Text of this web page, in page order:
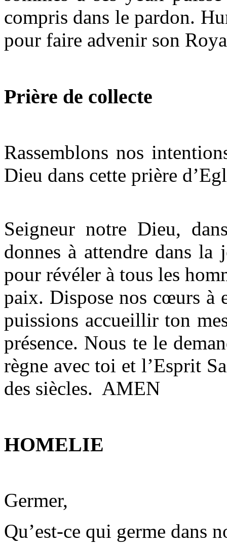
compris dans le pardon.
pour faire advenir son
Prière de collecte
Rassemblons nos
Dieu dans cette prière
Seigneur notre Dieu,
donnes à attendre dans
pour révéler à tous les
paix. Dispose nos cœurs à
puissions accueillir ton
présence. Nous te le
règne avec toi et l’Esprit
des siècles. AMEN
HOMELIE
Germer,
Qu’est-ce qui germe dans